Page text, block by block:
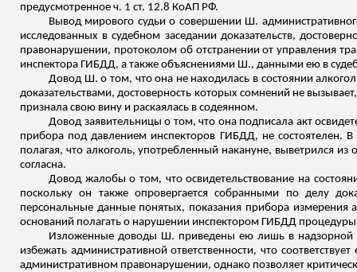
предусмотренное ч. 1 ст. 12.8 КоАП РФ.
Вывод мирового судьи о совершении Ш.
исследованных в судебном заседании доказательств,
правонарушении, протоколом об отстранении от управления
инспектора ГИБДД, а также объяснениями Ш., данными ею в
Довод Ш. о том, что она не находилась в состоянии
доказательствами, достоверность которых сомнений не
признала свою вину и раскаялась в содеянном.
Довод заявительницы о том, что она подписала акт
прибора под давлением инспекторов ГИБДД, не состоятелен.
полагая, что алкоголь, употребленный накануне, выветрился
согласна.
Довод жалобы о том, что освидетельствование на
поскольку он также опровергается собранными по делу
персональные данные понятых, показания прибора
оснований полагать о нарушении инспектором ГИБДД процедуры
Изложенные доводы Ш. приведены ею лишь в надзорной
избежать административной ответственности, что
административном правонарушении, однако позволяет